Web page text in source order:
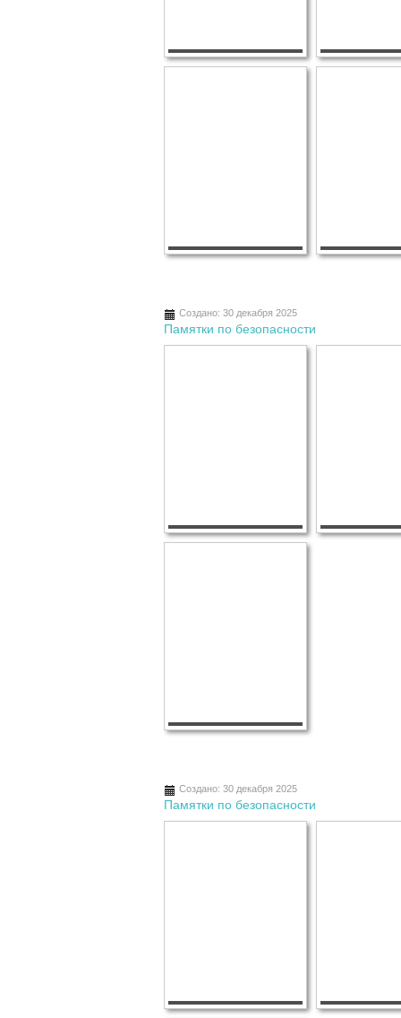
Создано: 30 декабря 2025
Памятки по безопасности
Создано: 30 декабря 2025
Памятки по безопасности